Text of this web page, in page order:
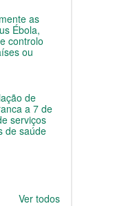
as
Ébola,
controlo
ou
de
a 7 de
serviços
de saúde
Ver todos